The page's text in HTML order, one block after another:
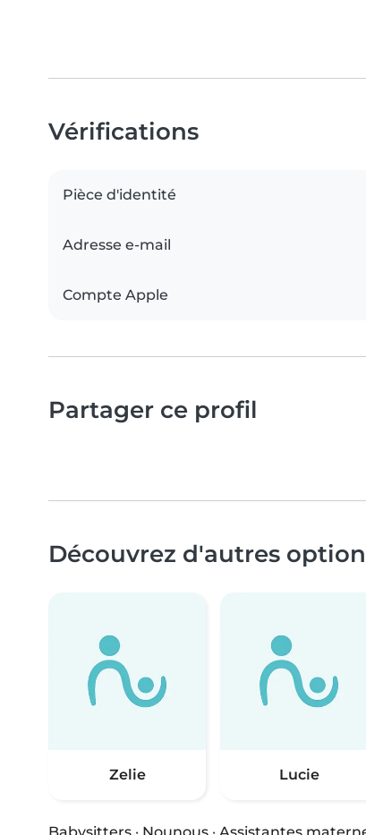
Vérifications
Pièce d'identité
Adresse e-mail
Compte Apple
Partager ce profil
Découvrez d'autres
Zelie Lucie